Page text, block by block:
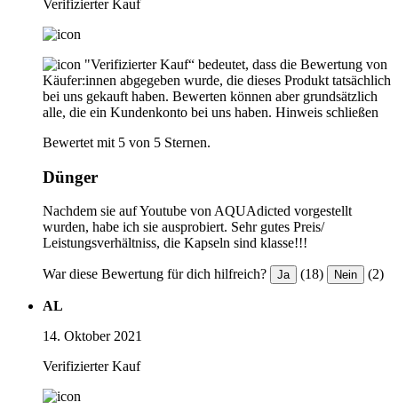
Verifizierter Kauf
"Verifizierter Kauf“ bedeutet, dass die Bewertung von
Käufer:innen abgegeben wurde, die dieses Produkt tatsächlich
bei uns gekauft haben. Bewerten können aber grundsätzlich
alle, die ein Kundenkonto bei uns haben. Hinweis schließen
Bewertet mit 5 von 5 Sternen.
Dünger
Nachdem sie auf Youtube von AQUAdicted vorgestellt
wurden, habe ich sie ausprobiert. Sehr gutes Preis/
Leistungsverhältniss, die Kapseln sind klasse!!!
War diese Bewertung für dich hilfreich? Ja (18) Nein (2)
AL
14. Oktober 2021
Verifizierter Kauf